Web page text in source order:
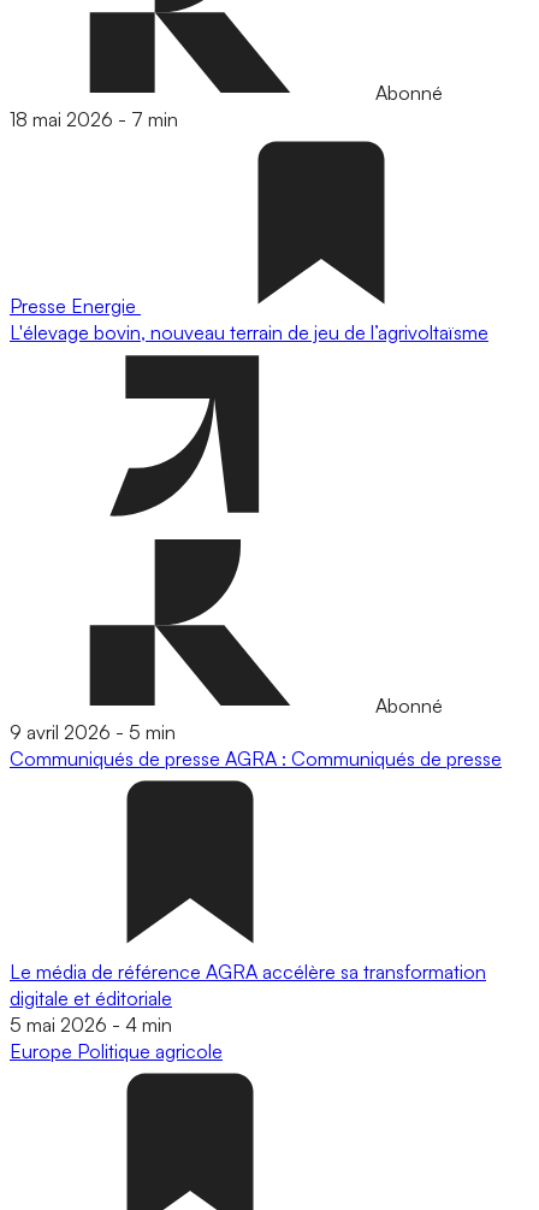
Abonné
18 mai 2026 - 7 min
Presse Energie
L'élevage bovin, nouveau terrain de jeu de l’agrivoltaïsme
Abonné
9 avril 2026 - 5 min
Communiqués de presse AGRA : Communiqués de presse
Le média de référence AGRA accélère sa transformation
digitale et éditoriale
5 mai 2026 - 4 min
Europe Politique agricole